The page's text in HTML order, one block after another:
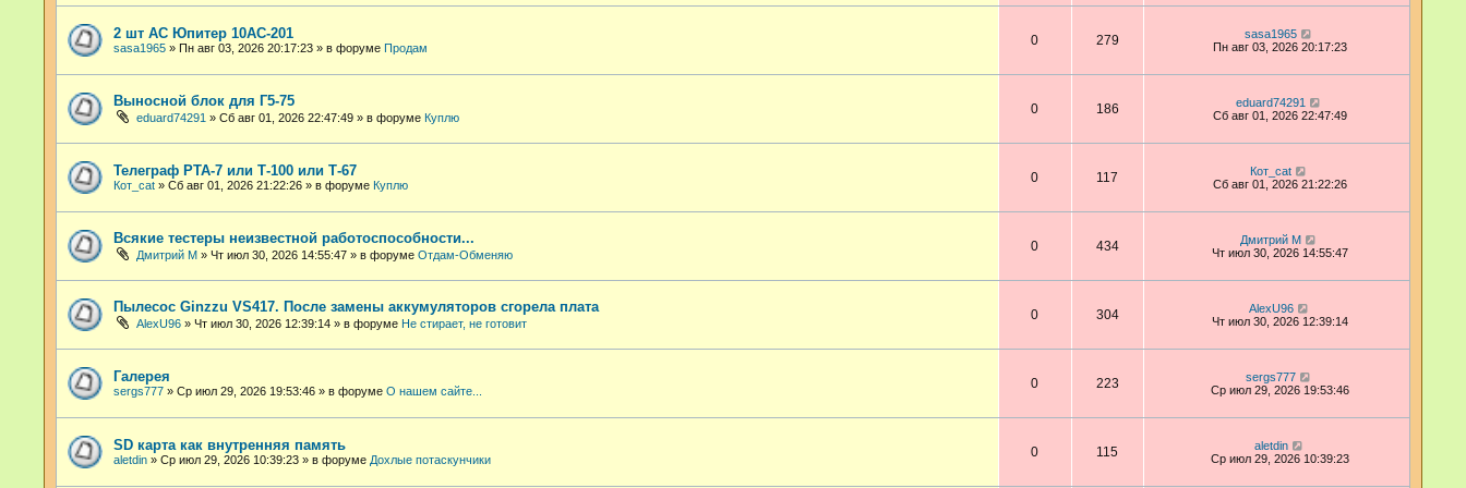
2 шт АС Юпитер 10АС-201
sasa1965 » Пн авг 03, 2026 20:17:23 » в форуме Продам
0 279
sasa1965
Пн авг 03, 2026 20:17:23
Выносной блок для Г5-75
eduard74291 » Сб авг 01, 2026 22:47:49 » в форуме Куплю
0 186
eduard74291
Сб авг 01, 2026 22:47:49
Телеграф РТА-7 или Т-100 или Т-67
Кот_cat » Сб авг 01, 2026 21:22:26 » в форуме Куплю
0 117
Кот_cat
Сб авг 01, 2026 21:22:26
Всякие тестеры неизвестной работоспособности...
Дмитрий М » Чт июл 30, 2026 14:55:47 » в форуме Отдам-Обменяю
0 434
Дмитрий М
Чт июл 30, 2026 14:55:47
Пылесос Ginzzu VS417. После замены аккумуляторов сгорела плата
AlexU96 » Чт июл 30, 2026 12:39:14 » в форуме Не стирает, не готовит
0 304
AlexU96
Чт июл 30, 2026 12:39:14
Галерея
sergs777 » Ср июл 29, 2026 19:53:46 » в форуме О нашем сайте...
0 223
sergs777
Ср июл 29, 2026 19:53:46
SD карта как внутренняя память
aletdin » Ср июл 29, 2026 10:39:23 » в форуме Дохлые потаскунчики
0 115
aletdin
Ср июл 29, 2026 10:39:23